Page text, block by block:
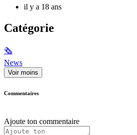
il y a 18 ans
Catégorie
🗞
News
Voir moins
Commentaires
Ajoute ton commentaire